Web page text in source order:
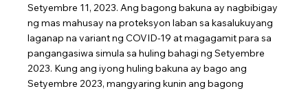
Setyembre 11, 2023. Ang bagong bakuna ay nagbibigay
ng mas mahusay na proteksyon laban sa kasalukuyang
laganap na variant ng COVID-19 at magagamit para sa
pangangasiwa simula sa huling bahagi ng Setyembre
2023. Kung ang iyong huling bakuna ay bago ang
Setyembre 2023, mangyaring kunin ang bagong